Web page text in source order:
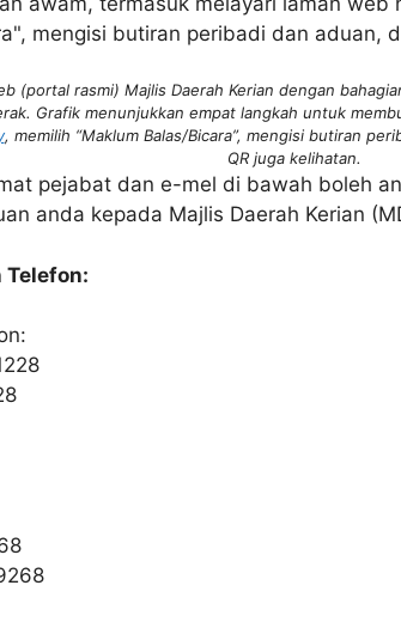
(portal rasmi) Majlis Daerah Kerian dengan
Grafik menunjukkan empat langkah untuk
, memilih “Maklum Balas/Bicara”, mengisi butiran
QR juga kelihatan.
pejabat dan e-mel di bawah boleh
anda kepada Majlis Daerah Kerian
Telefon: